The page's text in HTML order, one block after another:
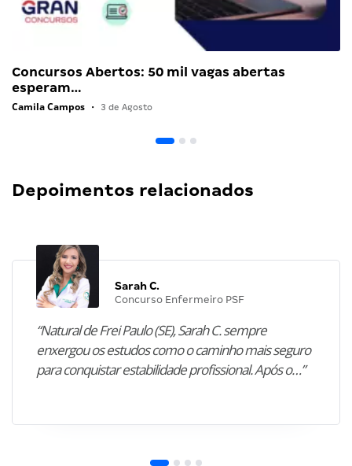
Concursos Abertos: 50 mil vagas abertas
esperam…
Camila Campos • 3 de Agosto
Depoimentos relacionados
Sarah C.
Concurso Enfermeiro PSF
“Natural de Frei Paulo (SE), Sarah C. sempre
enxergou os estudos como o caminho mais seguro
para conquistar estabilidade profissional. Após o…”